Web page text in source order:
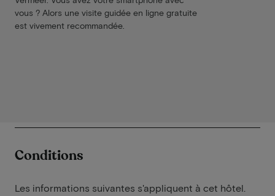
vous ? Alors une visite guidée en ligne gratuite
est vivement recommandée.
Conditions
Les informations suivantes s'appliquent à cet hôtel.